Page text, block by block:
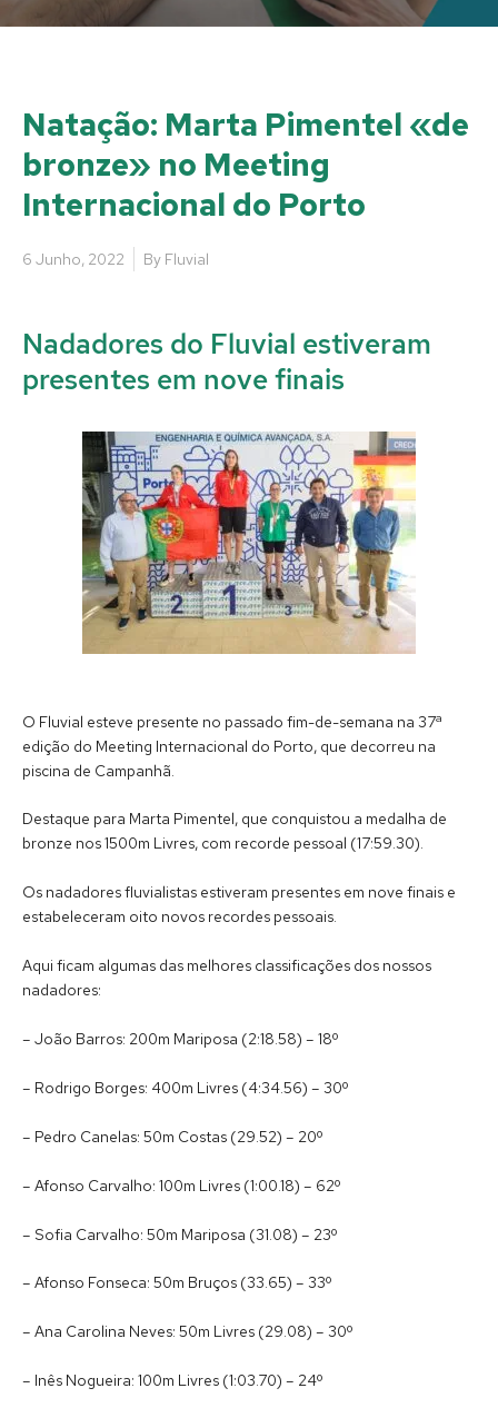
Natação: Marta Pimentel «de
bronze» no Meeting
Internacional do Porto
6 Junho, 2022 By Fluvial
Nadadores do Fluvial estiveram
presentes em nove finais
O Fluvial esteve presente no passado fim-de-semana na 37ª
edição do Meeting Internacional do Porto, que decorreu na
piscina de Campanhã.
Destaque para Marta Pimentel, que conquistou a medalha de
bronze nos 1500m Livres, com recorde pessoal (17:59.30).
Os nadadores fluvialistas estiveram presentes em nove finais e
estabeleceram oito novos recordes pessoais.
Aqui ficam algumas das melhores classificações dos nossos
nadadores:
– João Barros: 200m Mariposa (2:18.58) – 18º
– Rodrigo Borges: 400m Livres (4:34.56) – 30º
– Pedro Canelas: 50m Costas (29.52) – 20º
– Afonso Carvalho: 100m Livres (1:00.18) – 62º
– Sofia Carvalho: 50m Mariposa (31.08) – 23º
– Afonso Fonseca: 50m Bruços (33.65) – 33º
– Ana Carolina Neves: 50m Livres (29.08) – 30º
– Inês Nogueira: 100m Livres (1:03.70) – 24º